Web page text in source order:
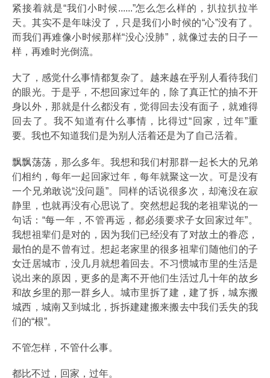
紧接着就是“我们小时候......”怎么怎么样的，扒拉扒拉半
天。其实不是年味没了，只是我们小时候的“心”没有了。
而我们再难像小时候那样“没心没肺”，就像过去的日子一
样，再难时光倒流。
大了，感觉什么事情都复杂了。越来越在乎别人看待我们
的眼光。于是乎，不想回家过年的，除了真正忙的抽不开
身以外，那就是什么都没有，觉得回去没有面子，就难得
回去了。我不知道有什么事情，比得过“回家，过年”重
要。我也不知道我们是为别人活着还是为了自己活着。
飘飘荡荡，那么多年。我想和我们村那群一起长大的兄弟
们相约，每年一起回家过年，每年就聚这一次。可是没有
一个兄弟敢说“没问题”。同样的话说很多次，却淹没在寂
静里，也就再没有心思说了。突然想起我的老祖辈说的一
句话：“每一年，不管再远，都必须要求子女回家过年”。
我想祖辈们是对的，因为我们已经没有了对故土的眷恋，
最怕的是不曾有过。想起老家里的很多祖辈们随他们的子
女迁居城市，没几月就想着回去。不习惯城市里的生活是
说出来的原因，更多的是离不开他们生活过几十年的故乡
和故乡里的那一群乡人。城市里拆了建，建了拆，城东搬
城西，城南又到城北，拆拆建建搬来搬去中我们丢失的我
们的“根”。
不管怎样，不管什么事。
都比不过，回家，过年。